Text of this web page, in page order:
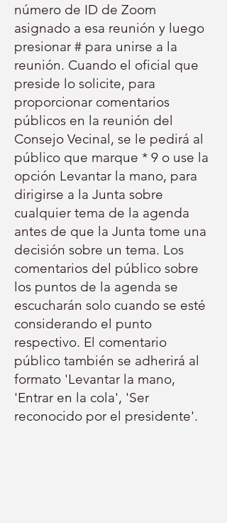
número de ID de Zoom
asignado a esa reunión y luego
presionar # para unirse a la
reunión. Cuando el oficial que
preside lo solicite, para
proporcionar comentarios
públicos en la reunión del
Consejo Vecinal, se le pedirá al
público que marque * 9 o use la
opción Levantar la mano, para
dirigirse a la Junta sobre
cualquier tema de la agenda
antes de que la Junta tome una
decisión sobre un tema. Los
comentarios del público sobre
los puntos de la agenda se
escucharán solo cuando se esté
considerando el punto
respectivo. El comentario
público también se adherirá al
formato 'Levantar la mano,
'Entrar en la cola', 'Ser
reconocido por el presidente'.